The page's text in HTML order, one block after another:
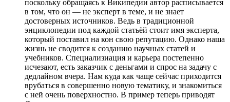
поскольку обращаясь к Википедии автор расписывается
в том, что он — не эксперт в теме, и не знает
достоверных источников. Ведь в традиционной
энциклопедии под каждой статьёй стоит имя эксперта,
который поставил на кон свою репутацию. Однако наша
жизнь не сводится к созданию научных статей и
учебников. Специализиация и карьера постепенно
исчезают, есть заказчик с деньгами и спрос на задачу с
дедлайном вчера. Нам куда как чаще сейчас приходится
врубаться в совершенно новую тематику, и знакомиться
с ней очень поверхностно. В пример теперь приводят